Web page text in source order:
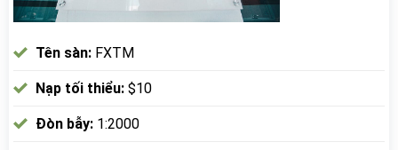
Tên sàn: FXTM
Nạp tối thiểu: $10
Đòn bẫy: 1:2000